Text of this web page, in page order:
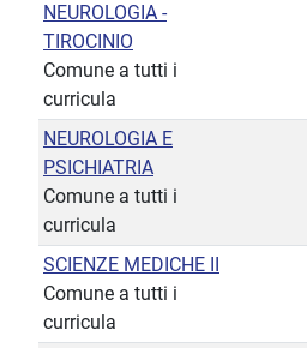
NEUROLOGIA -
TIROCINIO
Comune a tutti i
curricula
NEUROLOGIA E
PSICHIATRIA
Comune a tutti i
curricula
SCIENZE MEDICHE II
Comune a tutti i
curricula